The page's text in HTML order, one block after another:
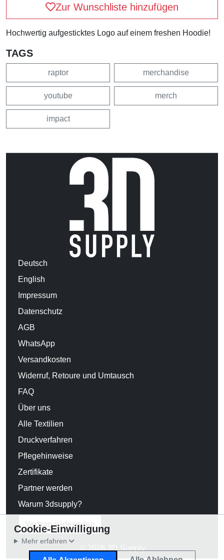
Zur Wunschliste hinzufügen
Hochwertig aufgesticktes Logo auf einem freshen Hoodie!
TAGS
raptor merchandise
youtube merch
impact
Deutsch
English
Impressum
Datenschutz
AGB
WhatsApp
Versandkosten
Widerruf, Retoure und Umtausch
FAQ
Über uns
Alle Textilien
Druckverfahren
Pflegehinweise
Zertifikate
Partner werden
Warum 3dsupply?
Vertrag widerrufen
© 2026 3D Supply
Cookie-Einwilligung
Mehr erfahren